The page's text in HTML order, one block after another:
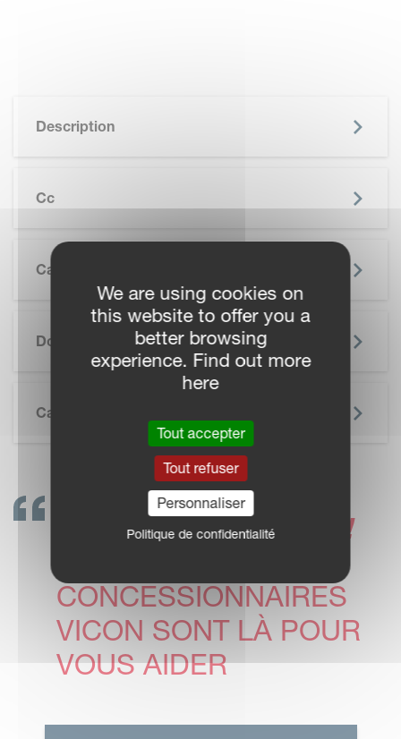
Description
Cc
Caractéristiques
Documentation
SKIP BROCHURE
Caractéristiques Techniques
CONTACTEZ-NOUS !
CONCESSIONNAIRES
VICON SONT LÀ POUR
VOUS AIDER
We are using cookies on
this website to offer you a
better browsing
experience. Find out more
here
Tout accepter
Tout refuser
Personnaliser
Politique de confidentialité